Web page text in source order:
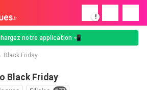
!
notre application 📲
Black Friday
Black Friday